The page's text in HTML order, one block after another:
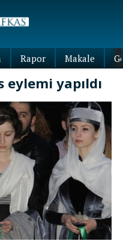
Rapor Makale
eylemi yapıldı